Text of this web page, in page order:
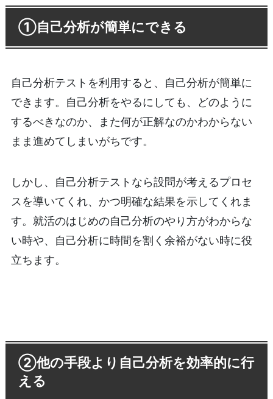
①自己分析が簡単にできる
自己分析テストを利用すると、自己分析が簡単に
できます。自己分析をやるにしても、どのように
するべきなのか、また何が正解なのかわからない
まま進めてしまいがちです。
しかし、自己分析テストなら設問が考えるプロセ
スを導いてくれ、かつ明確な結果を示してくれま
す。就活のはじめの自己分析のやり方がわからな
い時や、自己分析に時間を割く余裕がない時に役
立ちます。
②他の手段より自己分析を効率的に行
える